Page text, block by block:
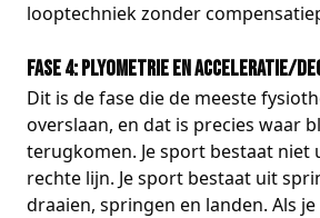
looptechniek zonder
Fase 4: Plyometrie en acceleratie/
Dit is de fase die de meeste
overslaan, en dat is precies waar
terugkomen. Je sport bestaat niet
rechte lijn. Je sport bestaat uit
draaien, springen en landen. Als